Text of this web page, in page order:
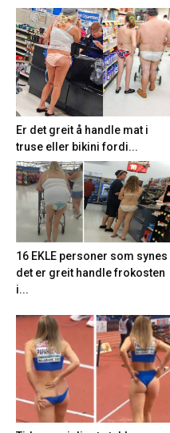
Er det greit å handle mat i
truse eller bikini fordi...
16 EKLE personer som synes
det er greit handle frokosten
i...